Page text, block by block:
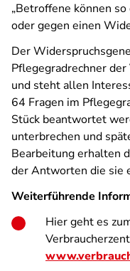
„Betroffene können
oder gegen einen
Der
Pflegegradrechner
und steht allen
64 Fragen im
Stück beantwortet
unterbrechen und
Bearbeitung erhalten
der Antworten die sie
Weiterführende
Hier geht es